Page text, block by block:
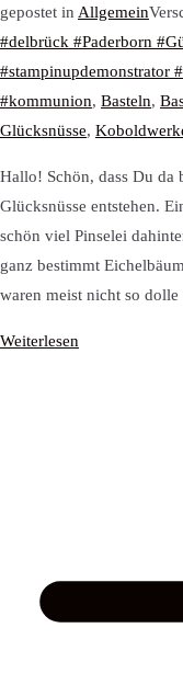
gepostet in Allgemein
#delbrück #Paderborn
#stampinupdemonstrator
#kommunion, Basteln,
Glücksnüsse,
Hallo! Schön, dass Du da
Glücksnüsse entstehen.
schön viel Pinselei
ganz bestimmt
waren meist nicht so
Weiterlesen